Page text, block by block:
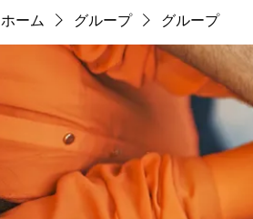
ホーム グループ グループ